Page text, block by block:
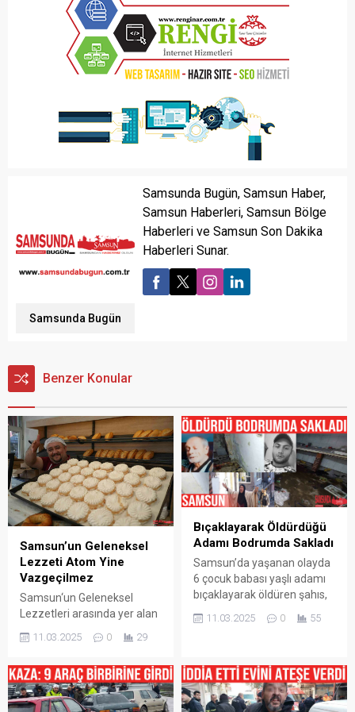
Samsunda Bugün
Samsunda Bugün, Samsun Haber,
Samsun Haberleri, Samsun Bölge
Haberleri ve Samsun Son Dakika
Haberleri Sunar.
Benzer Konular
Samsun’un Geleneksel
Lezzeti Atom Yine
Vazgeçilmez
Samsun‘un Geleneksel
Lezzetleri arasında yer alan
ayında da İftar Sofraları
sürdürüyor. Fırın ustalarının
yoğun mesai harcadığı atom
tatlısı, yumurta akı, şeker ve
11.03.2025 0 29
Bıçaklayarak Öldürdüğü
Adamı Bodrumda Sakladı
Samsun’da yaşanan olayda
6 çocuk babası yaşlı adamı
bıçaklayarak öldüren şahıs,
babasının evinin
Canik ilçesi Yavuzselim
Mahallesi’nde meydana
geldi. Edinilen bilgiye göre, 6
11.03.2025 0 55